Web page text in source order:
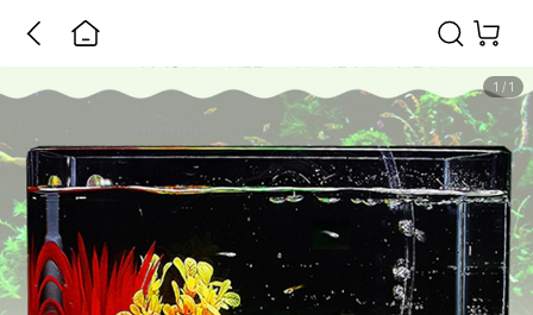
1 / 1